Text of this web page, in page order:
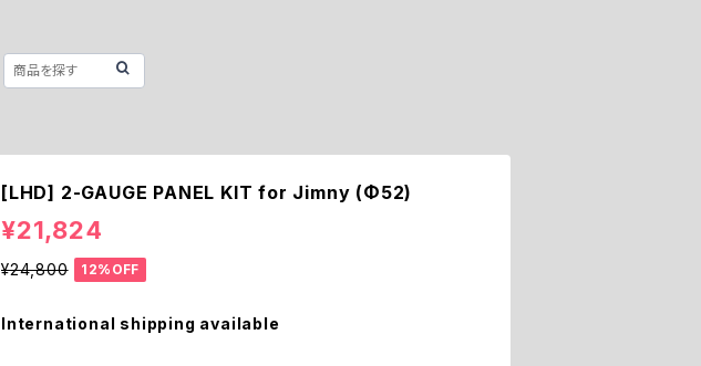
[LHD] 2-GAUGE PANEL KIT for Jimny (Φ52)
¥21,824
¥24,800 12%OFF
International shipping available